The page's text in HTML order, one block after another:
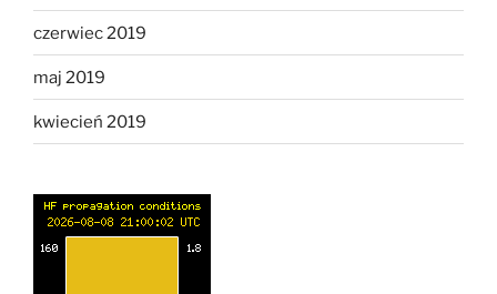
czerwiec 2019
maj 2019
kwiecień 2019